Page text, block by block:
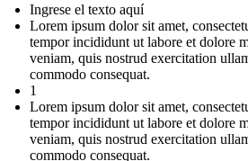
Ingrese el texto aquí
Lorem ipsum dolor sit amet,
tempor incididunt ut labore et dolore
veniam, quis nostrud exercitation
commodo consequat.
1
Lorem ipsum dolor sit amet,
tempor incididunt ut labore et dolore
veniam, quis nostrud exercitation
commodo consequat.